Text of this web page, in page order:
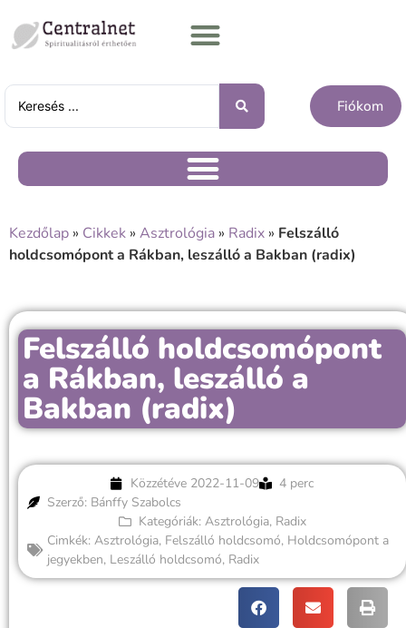
Fiókom
Kezdőlap » Cikkek » Asztrológia » Radix » Felszálló
holdcsomópont a Rákban, leszálló a Bakban (radix)
Felszálló holdcsomópont
a Rákban, leszálló a
Bakban (radix)
Közzétéve 2022-11-09
4 perc
Szerző: Bánffy Szabolcs
Kategóriák: Asztrológia, Radix
Cimkék: Asztrológia, Felszálló holdcsomó, Holdcsomópont a
jegyekben, Leszálló holdcsomó, Radix